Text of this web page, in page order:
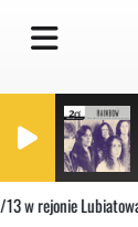
w rejonie Lubiatowa